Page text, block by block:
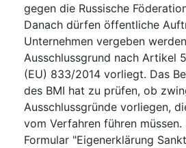
gegen die Russische
Danach dürfen öffentliche
Unternehmen vergeben
Ausschlussgrund nach Artikel
(EU) 833/2014 vorliegt. Das
des BMI hat zu prüfen, ob
Ausschlussgründe vorliegen,
vom Verfahren führen
Formular "Eigenerklärung